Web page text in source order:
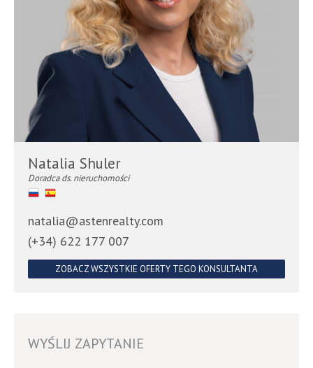
WYŚLIJ ZAPYTANIE
Natalia Shuler
Doradca ds. nieruchomości
natalia@astenrealty.com
(+34) 622 177 007
ZOBACZ WSZYSTKIE OFERTY TEGO KONSULTANTA